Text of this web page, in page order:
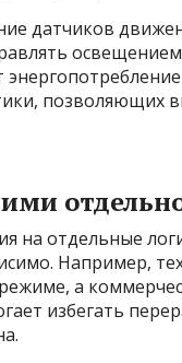
датчиков
позволяющих
на отдельные
Например,
а
избегать